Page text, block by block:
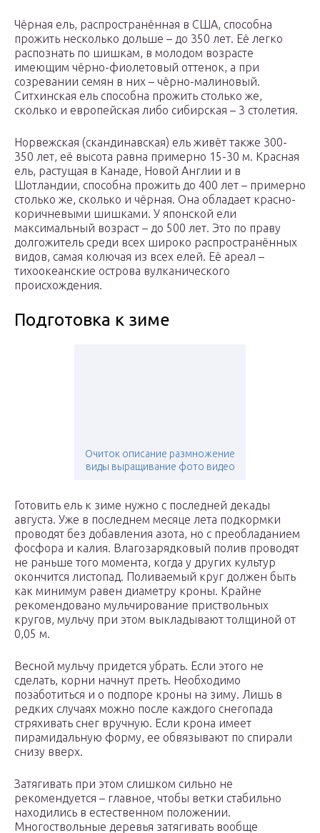
Чёрная ель, распространённая в США, способна
прожить несколько дольше – до 350 лет. Её легко
распознать по шишкам, в молодом возрасте
имеющим чёрно-фиолетовый оттенок, а при
созревании семян в них – чёрно-малиновый.
Ситхинская ель способна прожить столько же,
сколько и европейская либо сибирская – 3 столетия.
Норвежская (скандинавская) ель живёт также 300-
350 лет, её высота равна примерно 15-30 м. Красная
ель, растущая в Канаде, Новой Англии и в
Шотландии, способна прожить до 400 лет – примерно
столько же, сколько и чёрная. Она обладает красно-
коричневыми шишками. У японской ели
максимальный возраст – до 500 лет. Это по праву
долгожитель среди всех широко распространённых
видов, самая колючая из всех елей. Её ареал –
тихоокеанские острова вулканического
происхождения.
Подготовка к зиме
Очиток описание размножение
виды выращивание фото видео
Готовить ель к зиме нужно с последней декады
августа. Уже в последнем месяце лета подкормки
проводят без добавления азота, но с преобладанием
фосфора и калия. Влагозарядковый полив проводят
не раньше того момента, когда у других культур
окончится листопад. Поливаемый круг должен быть
как минимум равен диаметру кроны. Крайне
рекомендовано мульчирование приствольных
кругов, мульчу при этом выкладывают толщиной от
0,05 м.
Весной мульчу придется убрать. Если этого не
сделать, корни начнут преть. Необходимо
позаботиться и о подпоре кроны на зиму. Лишь в
редких случаях можно после каждого снегопада
стряхивать снег вручную. Если крона имеет
пирамидальную форму, ее обвязывают по спирали
снизу вверх.
Затягивать при этом слишком сильно не
рекомендуется – главное, чтобы ветки стабильно
находились в естественном положении.
Многоствольные деревья затягивать вообще